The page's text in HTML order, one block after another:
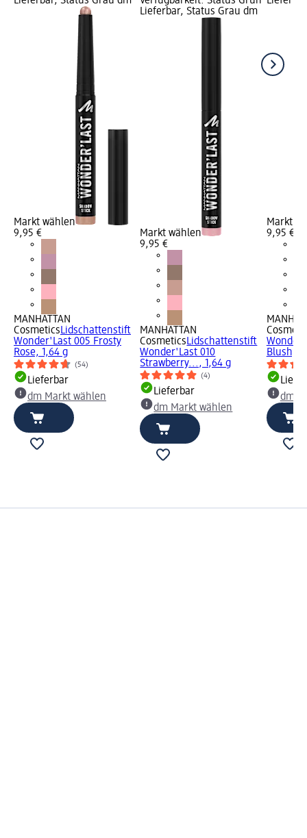
Markt wählen
9,95 €
MANHATTAN
CosmeticsLidschattenstift
Wonder'Last 005 Frosty
Rose, 1,64 g
(54)
Lieferbar
dm Markt wählen
Lieferbar, Status Grau dm
Markt wählen
9,95 €
MANHATTAN
CosmeticsLidschattenstift
Wonder'Last 010
Strawberry..., 1,64 g
(4)
Lieferbar
dm Markt wählen
Markt
9,95 €
Blush,
dm